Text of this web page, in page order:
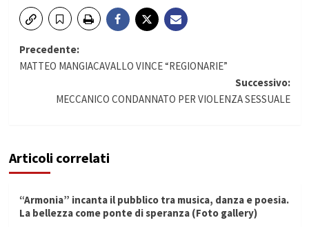
Navigazione
Precedente:
MATTEO MANGIACAVALLO VINCE “REGIONARIE”
Successivo:
MECCANICO CONDANNATO PER VIOLENZA SESSUALE
Articoli correlati
“Armonia” incanta il pubblico tra musica, danza e poesia.
La bellezza come ponte di speranza (Foto gallery)